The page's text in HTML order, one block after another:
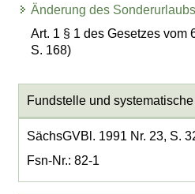
Änderung des
Art. 1 § 1 des Gesetzes vom
S. 168)
Fundstelle und
SächsGVBl. 1991 Nr. 23, S.
Fsn-Nr.: 82-1